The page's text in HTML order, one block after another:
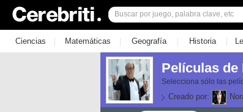
Ciencias | Matemáticas | Geografía | Historia |
Películas de
Selecciona sólo las
Creado por: